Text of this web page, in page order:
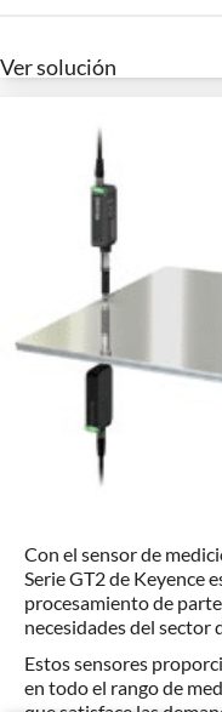
Ver solución
Con el sensor de
Serie GT2 de Keyence
procesamiento de
necesidades del sector
Estos sensores
en todo el rango de